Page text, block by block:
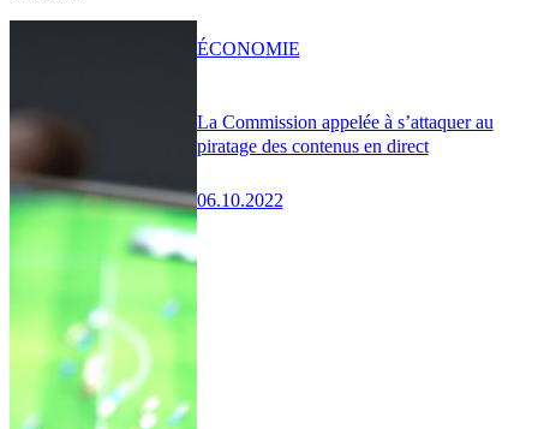
La Commission appelée à s’attaquer au
piratage des contenus en direct
06.10.2022
ÉCONOMIE